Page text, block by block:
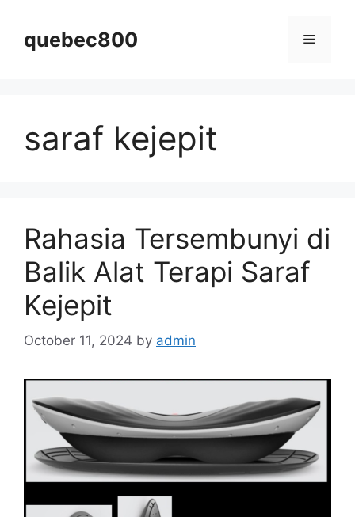
contentquebec800 Menu
saraf kejepit
Rahasia Tersembunyi di
Balik Alat Terapi Saraf
Kejepit
October 11, 2024 by admin